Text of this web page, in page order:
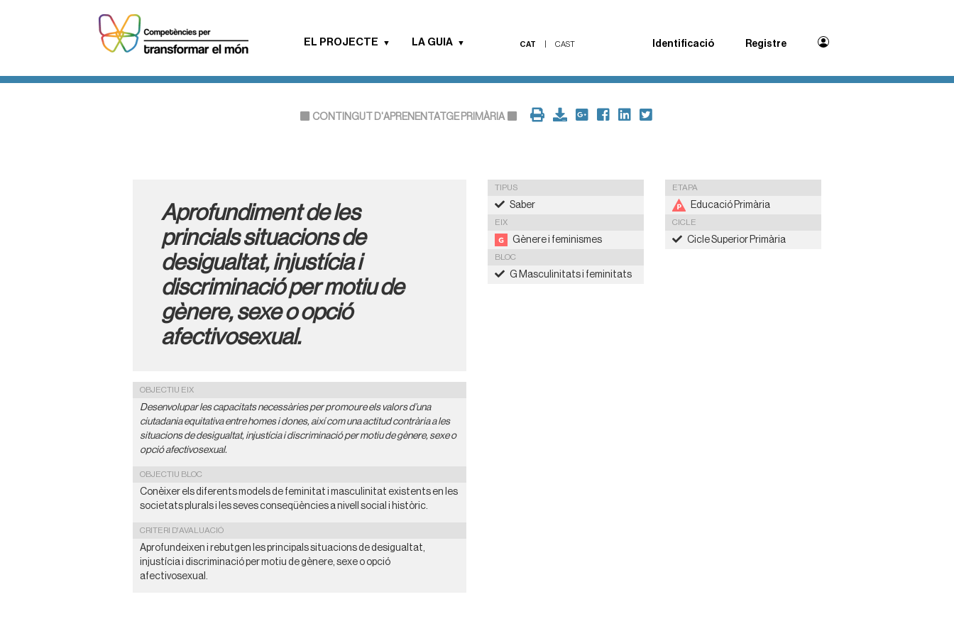
EL PROJECTE LA GUIA CAT CAST Identificació Registre
CONTINGUT D'APRENENTATGE PRIMÀRIA
Aprofundiment de les
princials situacions de
desigualtat, injustícia i
discriminació per motiu de
gènere, sexe o opció
afectivosexual.
OBJECTIU EIX
Desenvolupar les capacitats necessàries per promoure els valors d’una
ciutadania equitativa entre homes i dones, així com una actitud contrària a les
situacions de desigualtat, injustícia i discriminació per motiu de gènere, sexe o
opció afectivosexual.
OBJECTIU BLOC
Conèixer els diferents models de feminitat i masculinitat existents en les
societats plurals i les seves conseqüències a nivell social i històric.
CRITERI D'AVALUACIÓ
Aprofundeixen i rebutgen les principals situacions de desigualtat,
injustícia i discriminació per motiu de gènere, sexe o opció
afectivosexual.
TIPUS
Saber
EIX
Gènere i feminismes
BLOC
G Masculinitats i feminitats
ETAPA
Educació Primària
CICLE
Cicle Superior Primària